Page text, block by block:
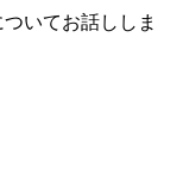
いてお話ししま